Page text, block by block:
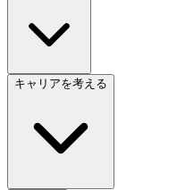
キャリアを考える